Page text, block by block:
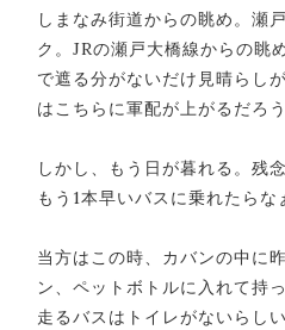
しまなみ街道からの眺め。瀬
ク。JRの瀬戸大橋線からの眺
で遮る分がないだけ見晴らし
はこちらに軍配が上がるだろう
しかし、もう日が暮れる。残
もう1本早いバスに乗れたらな
当方はこの時、カバンの中に
ン、ペットボトルに入れて持
走るバスはトイレがないらし